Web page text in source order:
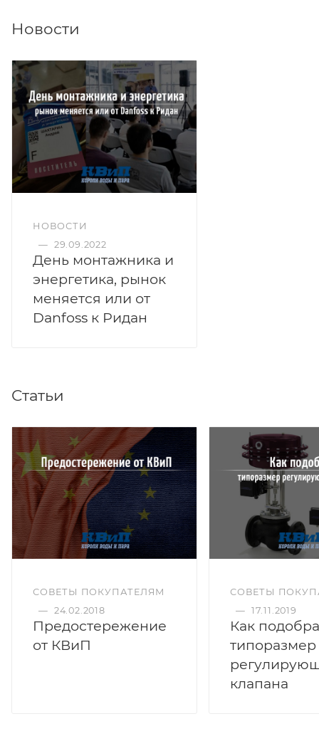
Новости
НОВОСТИ
— 29.09.2022
День монтажника и
энергетика, рынок
меняется или от
Danfoss к Ридан
Статьи
СОВЕТЫ ПОКУПАТЕЛЯМ
— 24.02.2018
Предостережение
от КВиП
СОВЕТЫ
— 17.11.2019
Как
типоразмер
клапана